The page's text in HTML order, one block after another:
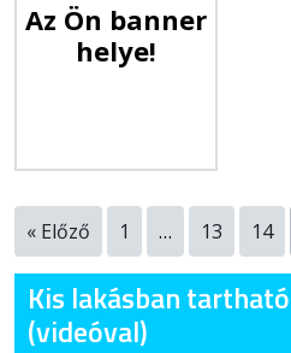
Az Ön banner
helye!
« Előző 1 … 13 14
Kis lakásban
(videóval)